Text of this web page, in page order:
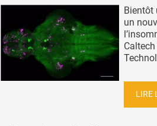
Bientôt
un
LIRE